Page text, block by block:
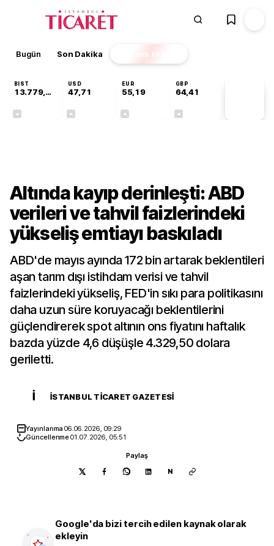
Bugün Son Dakika Finans EKSTRA
BIST
13.779,39
USD
47,71
EUR
55,19
GBP
64,41
Altında kayıp derinleşti: ABD
verileri ve tahvil faizlerindeki
yükseliş emtiayı baskıladı
ABD'de mayıs ayında 172 bin artarak beklentileri
aşan tarım dışı istihdam verisi ve tahvil
faizlerindeki yükseliş, FED'in sıkı para politikasını
daha uzun süre koruyacağı beklentilerini
güçlendirerek spot altının ons fiyatını haftalık
bazda yüzde 4,6 düşüşle 4.329,50 dolara
geriletti.
İ İSTANBUL TICARET GAZETESI
Yayınlanma06.06.2026, 09:29
Güncellenme01.07.2026, 05:51
Paylaş
N
Google'da bizi tercih edilen kaynak olarak
ekleyin